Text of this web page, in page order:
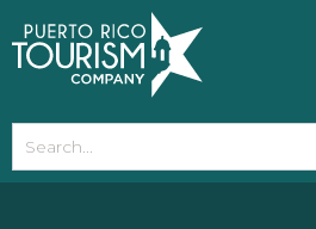
note:
This
website
accessibility